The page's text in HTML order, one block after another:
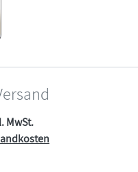
MwSt.